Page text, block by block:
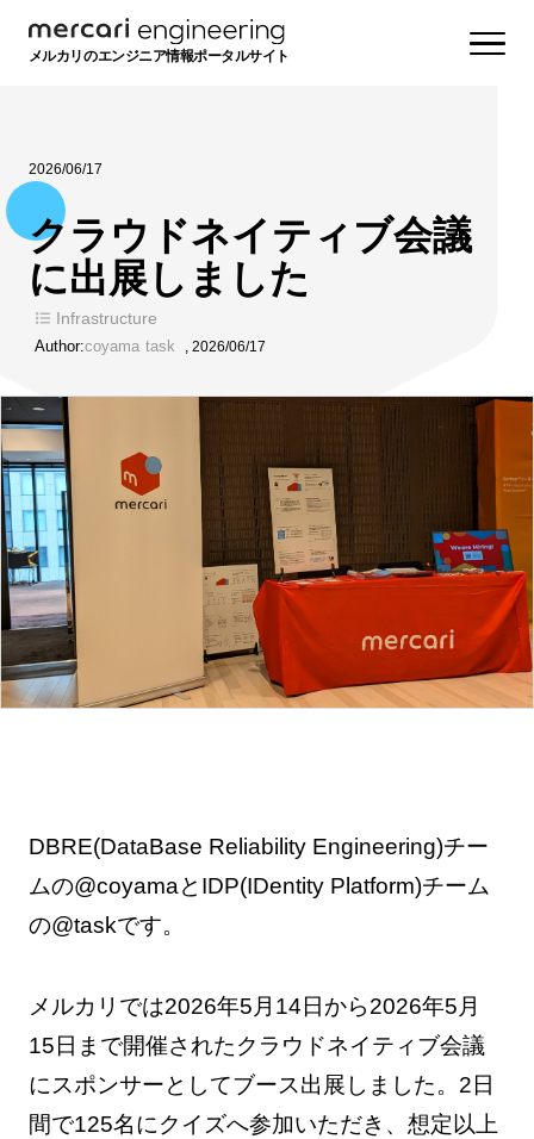
メルカリのエンジニア情報ポータルサイト
2026/06/17
クラウドネイティブ会議
に出展しました
Infrastructure
Author:coyama task , 2026/06/17
DBRE(DataBase Reliability Engineering)チー
ムの@coyamaとIDP(IDentity Platform)チーム
の@taskです。
メルカリでは2026年5月14日から2026年5月
15日まで開催されたクラウドネイティブ会議
にスポンサーとしてブース出展しました。2日
間で125名にクイズへ参加いただき、想定以上